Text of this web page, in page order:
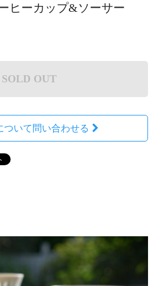
ヒーカップ&ソーサー
SOLD OUT
ついて問い合わせる